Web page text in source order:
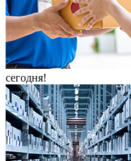
сегодня!